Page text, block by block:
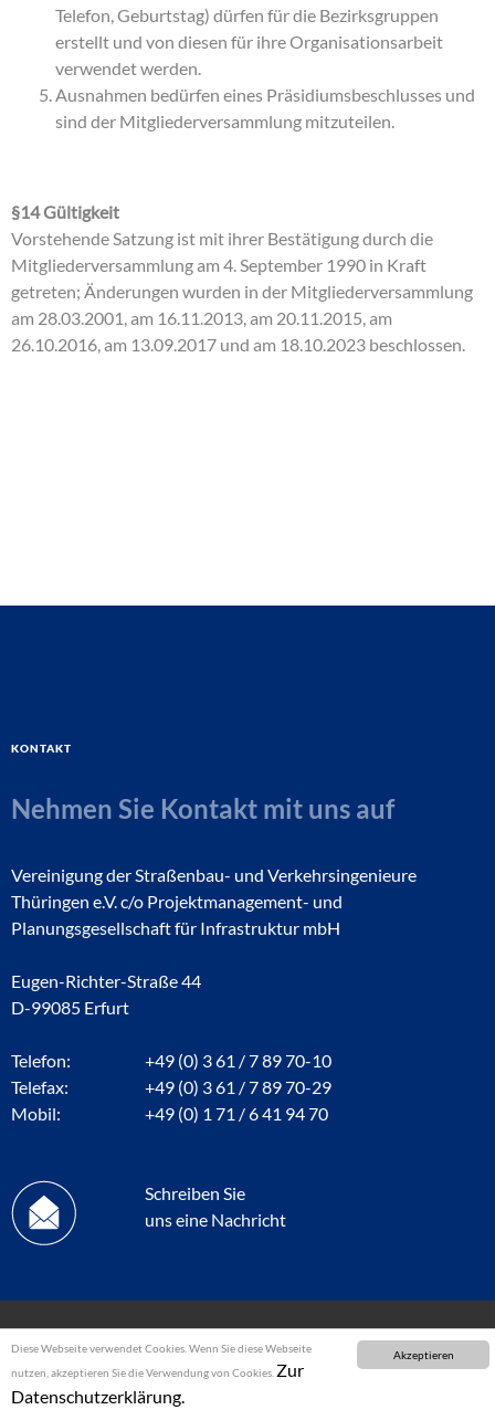
Akzeptieren
Diese Webseite verwendet Cookies. Wenn Sie diese Webseite
nutzen, akzeptieren Sie die Verwendung von Cookies. Zur
Datenschutzerklärung.
Telefon, Geburtstag) dürfen für die Bezirksgruppen
erstellt und von diesen für ihre Organisationsarbeit
verwendet werden.
Ausnahmen bedürfen eines Präsidiumsbeschlusses und
sind der Mitgliederversammlung mitzuteilen.
§14 Gültigkeit
Vorstehende Satzung ist mit ihrer Bestätigung durch die
Mitgliederversammlung am 4. September 1990 in Kraft
getreten; Änderungen wurden in der Mitgliederversammlung
am 28.03.2001, am 16.11.2013, am 20.11.2015, am
26.10.2016, am 13.09.2017 und am 18.10.2023 beschlossen.
Kontakt
Nehmen Sie Kontakt mit uns auf
Vereinigung der Straßenbau- und Verkehrsingenieure
Thüringen e.V. c/o Projektmanagement- und
Planungsgesellschaft für Infrastruktur mbH
Eugen-Richter-Straße 44
D-99085 Erfurt
Telefon:
+49 (0) 3 61 / 7 89 70-10
Telefax:
+49 (0) 3 61 / 7 89 70-29
Mobil:
+49 (0) 1 71 / 6 41 94 70
Schreiben Sie
uns eine Nachricht